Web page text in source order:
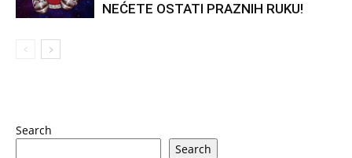
NEĆETE OSTATI PRAZNIH RUKU!
Search
Search